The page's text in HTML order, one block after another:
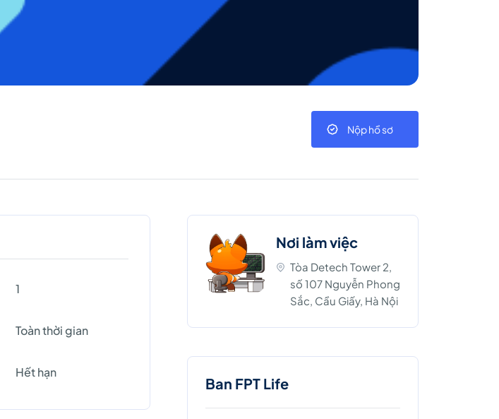
Nộp hồ sơ
1
Toàn thời gian
Hết hạn
Nơi làm việc
Tòa Detech Tower 2,
số 107 Nguyễn Phong
Sắc, Cầu Giấy, Hà Nội
Ban FPT Life